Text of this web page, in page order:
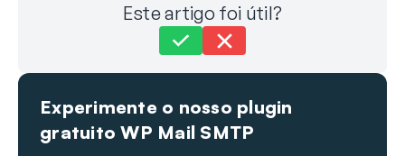
Este artigo foi útil?
Ainda preso?
Última atualização em 17 de julho de 2025
Experimente o nosso plugin
gratuito WP Mail SMTP